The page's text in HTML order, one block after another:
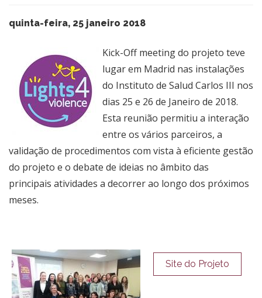
quinta-feira, 25 janeiro 2018
Kick-Off meeting do projeto teve
lugar em Madrid nas instalações
do Instituto de Salud Carlos III nos
dias 25 e 26 de Janeiro de 2018.
Esta reunião permitiu a interação
entre os vários parceiros, a
validação de procedimentos com vista à eficiente gestão
do projeto e o debate de ideias no âmbito das
principais atividades a decorrer ao longo dos próximos
meses.
Site do Projeto